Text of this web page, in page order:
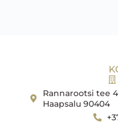
Rannarootsi tee
Haapsalu 90404